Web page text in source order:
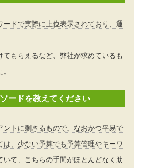
ドで実際に上位表示されており、運
もらえるなど、弊社が求めているも
ードを教えてください
トに刺さるもので、なおかつ平易で
、少ない予算でも予算管理やキーワ
て、こちらの手間がほとんどなく助